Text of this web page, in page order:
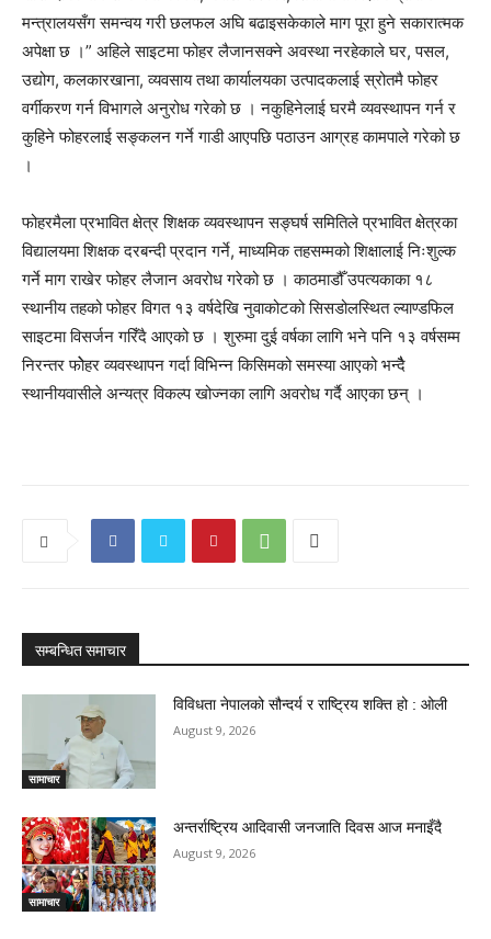
मन्त्रालयसँग समन्वय गरी छलफल अघि बढाइसकेकाले माग पूरा हुने सकारात्मक
अपेक्षा छ ।” अहिले साइटमा फोहर लैजानसक्ने अवस्था नरहेकाले घर, पसल,
उद्योग, कलकारखाना, व्यवसाय तथा कार्यालयका उत्पादकलाई स्रोतमै फोहर
वर्गीकरण गर्न विभागले अनुरोध गरेको छ । नकुहिनेलाई घरमै व्यवस्थापन गर्न र
कुहिने फोहरलाई सङ्कलन गर्ने गाडी आएपछि पठाउन आग्रह कामपाले गरेको छ
।
फोहरमैला प्रभावित क्षेत्र शिक्षक व्यवस्थापन सङ्घर्ष समितिले प्रभावित क्षेत्रका
विद्यालयमा शिक्षक दरबन्दी प्रदान गर्ने, माध्यमिक तहसम्मको शिक्षालाई निःशुल्क
गर्ने माग राखेर फोहर लैजान अवरोध गरेको छ । काठमाडौँ उपत्यकाका १८
स्थानीय तहको फोहर विगत १३ वर्षदेखि नुवाकोटको सिसडोलस्थित ल्याण्डफिल
साइटमा विसर्जन गरिँदै आएको छ । शुरुमा दुई वर्षका लागि भने पनि १३ वर्षसम्म
निरन्तर फोेहर व्यवस्थापन गर्दा विभिन्न किसिमको समस्या आएको भन्दैै
स्थानीयवासीले अन्यत्र विकल्प खोज्नका लागि अवरोध गर्दै आएका छन् ।
सम्बन्धित समाचार
सामाचार
विविधता नेपालको सौन्दर्य र राष्ट्रिय शक्ति हो : ओली
August 9, 2026
सामाचार
अन्तर्राष्ट्रिय आदिवासी जनजाति दिवस आज मनाइँदै
August 9, 2026